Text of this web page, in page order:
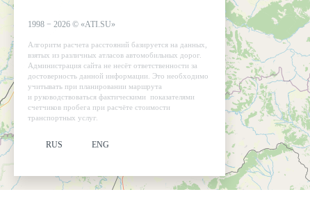
1998 − 2026 © «ATI.SU»
Алгоритм расчета расстояний базируется на данных,
взятых из различных атласов автомобильных дорог.
Администрация сайта не несёт ответственности за
достоверность данной информации. Это необходимо
учитывать при планировании маршрута
и руководствоваться фактическими показателями
счетчиков пробега при расчёте стоимости
транспортных услуг.
RUS ENG